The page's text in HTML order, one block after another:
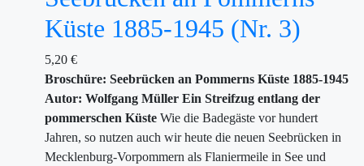
Küste 1885-1945 (Nr. 3)
5,20 €
Broschüre: Seebrücken an Pommerns Küste 1885-1945
Autor: Wolfgang Müller Ein Streifzug entlang der
pommerschen Küste Wie die Badegäste vor hundert
Jahren, so nutzen auch wir heute die neuen Seebrücken in
Mecklenburg-Vorpommern als Flaniermeile in See und